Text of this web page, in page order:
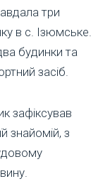
три
в с. Ізюмське.
будинки та
засіб.
зафіксував
знайомій, з